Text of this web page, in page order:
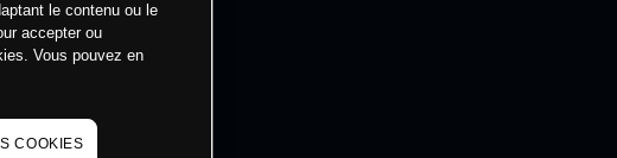
le contenu ou le
accepter ou
Vous pouvez en
COOKIES